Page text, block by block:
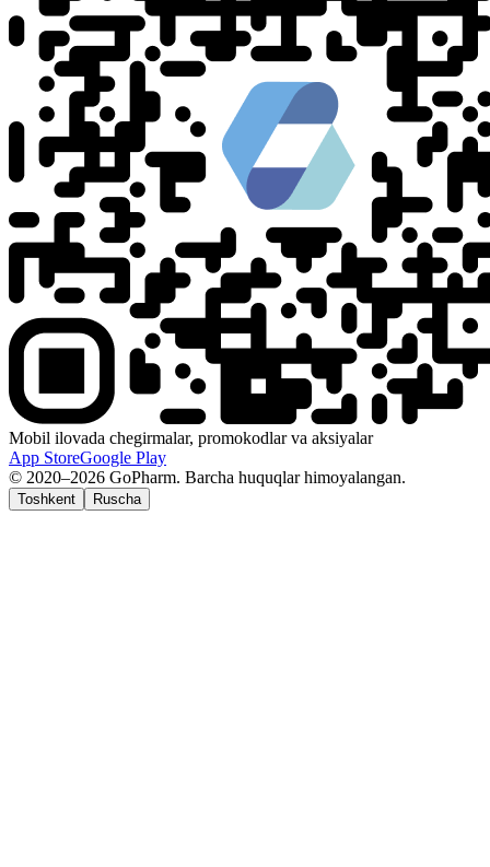
Mobil ilovada chegirmalar, promokodlar va aksiyalar
App StoreGoogle Play
© 2020–2026 GoPharm. Barcha huquqlar himoyalangan.
Toshkent Ruscha